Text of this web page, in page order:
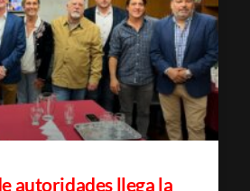
autoridades llega la